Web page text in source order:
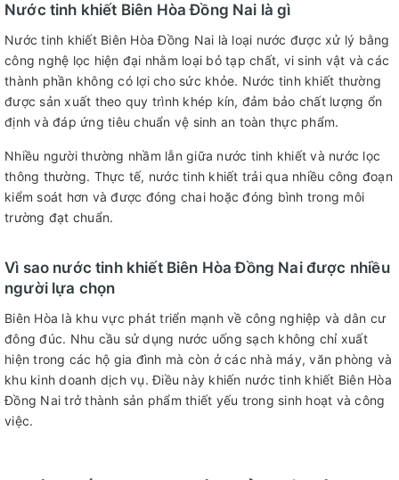
Nước tinh khiết Biên Hòa Đồng Nai là gì
Nước tinh khiết Biên Hòa Đồng Nai là loại nước được xử lý bằng
công nghệ lọc hiện đại nhằm loại bỏ tạp chất, vi sinh vật và các
thành phần không có lợi cho sức khỏe. Nước tinh khiết thường
được sản xuất theo quy trình khép kín, đảm bảo chất lượng ổn
định và đáp ứng tiêu chuẩn vệ sinh an toàn thực phẩm.
Nhiều người thường nhầm lẫn giữa nước tinh khiết và nước lọc
thông thường. Thực tế, nước tinh khiết trải qua nhiều công đoạn
kiểm soát hơn và được đóng chai hoặc đóng bình trong môi
trường đạt chuẩn.
Vì sao nước tinh khiết Biên Hòa Đồng Nai được nhiều
người lựa chọn
Biên Hòa là khu vực phát triển mạnh về công nghiệp và dân cư
đông đúc. Nhu cầu sử dụng nước uống sạch không chỉ xuất
hiện trong các hộ gia đình mà còn ở các nhà máy, văn phòng và
khu kinh doanh dịch vụ. Điều này khiến nước tinh khiết Biên Hòa
Đồng Nai trở thành sản phẩm thiết yếu trong sinh hoạt và công
việc.